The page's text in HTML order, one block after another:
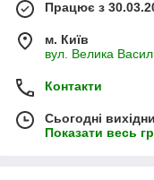
Працює з
м. Київ
вул. Велика
Контакти
Сьогодні
Показати весь